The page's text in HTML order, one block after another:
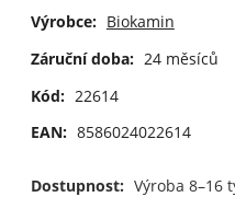
Výrobce: Biokamin
Záruční doba: 24 měsíců
Kód: 22614
EAN: 8586024022614
Dostupnost: Výroba 8–16